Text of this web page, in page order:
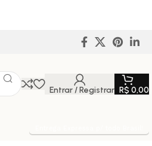
Entrar / Registrar R$ 0,00